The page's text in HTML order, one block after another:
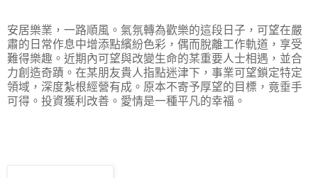
安居樂業，一路順風。氣氛轉為歡樂的這段日子，可望在嚴
肅的日常作息中增添點繽紛色彩，偶而脫離工作軌道，享受
難得樂趣。近期內可望與改變生命的某重要人士相遇，並合
力創造奇蹟。在某朋友貴人指點迷津下，事業可望鎖定特定
領域，深度紮根經營有成。原本不寄予厚望的目標，竟垂手
可得。投資獲利改善。愛情是一種平凡的幸福。